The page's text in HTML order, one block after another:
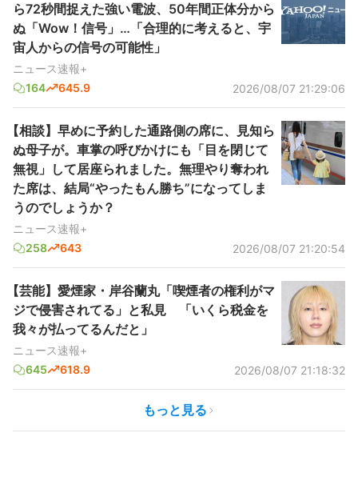
ら72秒間捉えた強い電波、50年間正体分から
ぬ「Wow！信号」…「合理的に考えると、宇
宙人からの信号の可能性」
ニュース速報+
164
645.9 2026/08/07 21:29:06
【相談】早めに予約した通路側の席に、見知ら
ぬ母子が。車掌の呼びかけにも「目を閉じて
無視」して居座られました。無理やり奪われ
た席は、結局“やったもん勝ち”になってしま
うのでしょうか？
ニュース速報+
258
643 2026/08/07 21:20:54
【芸能】愛煙家・岸谷蘭丸「喫煙者の権利がマ
ジで侵害されてる」と私見 「いくら税金を
我々が払ってるんだと」
ニュース速報+
645
618.9 2026/08/07 21:18:32
もっと見る